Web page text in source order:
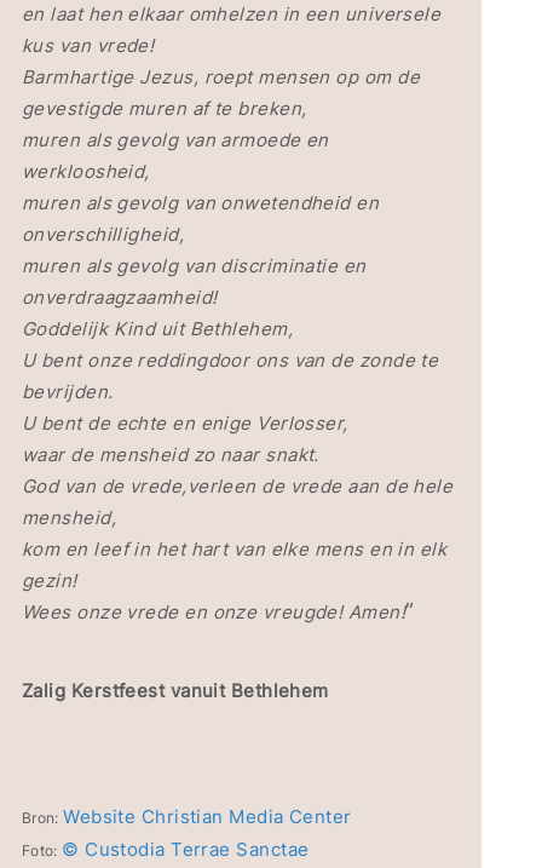
en laat hen elkaar omhelzen in een universele
kus van vrede!
Barmhartige Jezus, roept mensen op om de
gevestigde muren af te breken,
muren als gevolg van armoede en
werkloosheid,
muren als gevolg van onwetendheid en
onverschilligheid,
muren als gevolg van discriminatie en
onverdraagzaamheid!
Goddelijk Kind uit Bethlehem,
U bent onze reddingdoor ons van de zonde te
bevrijden.
U bent de echte en enige Verlosser,
waar de mensheid zo naar snakt.
God van de vrede,verleen de vrede aan de hele
mensheid,
kom en leef in het hart van elke mens en in elk
gezin!
Wees onze vrede en onze vreugde! Amen!”
Zalig Kerstfeest vanuit Bethlehem
Bron:Website Christian Media Center
Foto: © Custodia Terrae Sanctae